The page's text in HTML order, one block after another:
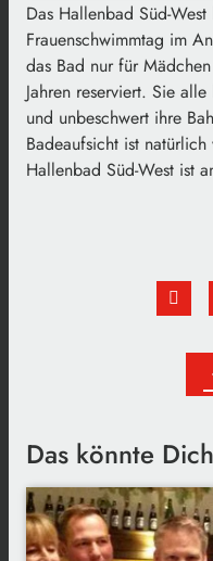
Das Hallenbad Süd-
Frauenschwimmtag im
das Bad nur für
Jahren reserviert. Sie
und unbeschwert ihre
Badeaufsicht ist
Hallenbad Süd-West ist
Das könnte